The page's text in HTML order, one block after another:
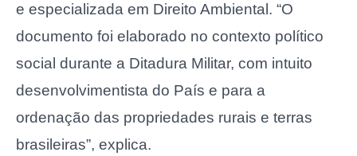
e especializada em Direito Ambiental. “O
documento foi elaborado no contexto político
social durante a Ditadura Militar, com intuito
desenvolvimentista do País e para a
ordenação das propriedades rurais e terras
brasileiras”, explica.